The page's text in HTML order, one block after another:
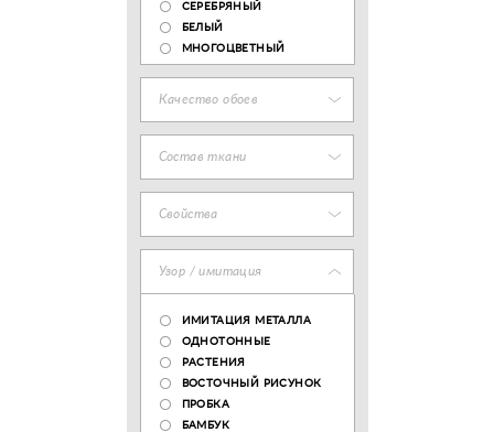
СЕРЕБРЯНЫЙ
БЕЛЫЙ
МНОГОЦВЕТНЫЙ
Качество обоев
Состав ткани
Свойства
Узор / имитация
ИМИТАЦИЯ МЕТАЛЛА
ОДНОТОННЫЕ
РАСТЕНИЯ
ВОСТОЧНЫЙ РИСУНОК
ПРОБКА
БАМБУК